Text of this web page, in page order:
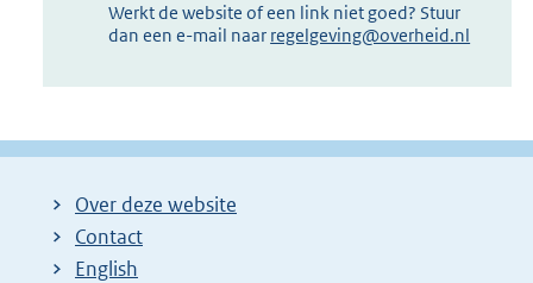
Werkt de website of een link niet goed? Stuur
dan een e-mail naar regelgeving@overheid.nl
Over deze website
Contact
English